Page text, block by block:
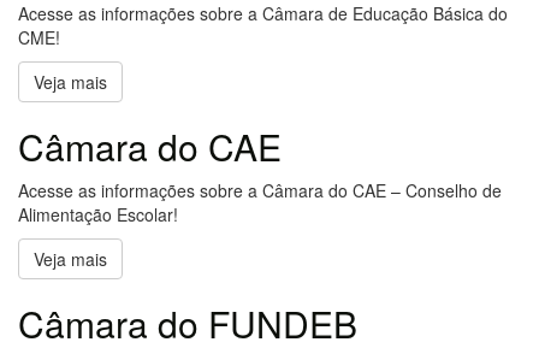
Acesse as informações sobre a Câmara de Educação Básica do
CME!
Veja mais
Câmara do CAE
Acesse as informações sobre a Câmara do CAE – Conselho de
Alimentação Escolar!
Veja mais
Câmara do FUNDEB